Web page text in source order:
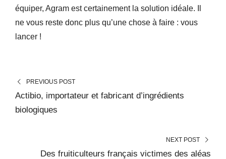
équiper, Agram est certainement la solution idéale. Il
ne vous reste donc plus qu’une chose à faire : vous
lancer !
PREVIOUS POST
Actibio, importateur et fabricant d’ingrédients
biologiques
NEXT POST
Des fruiticulteurs français victimes des aléas